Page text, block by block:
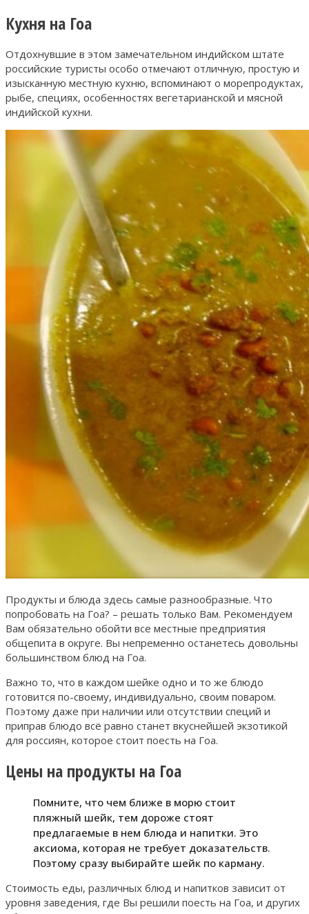
Кухня на Гоа
Отдохнувшие в этом замечательном индийском штате
российские туристы особо отмечают отличную, простую и
изысканную местную кухню, вспоминают о морепродуктах,
рыбе, специях, особенностях вегетарианской и мясной
индийской кухни.
Продукты и блюда здесь самые разнообразные. Что
попробовать на Гоа? – решать только Вам. Рекомендуем
Вам обязательно обойти все местные предприятия
общепита в округе. Вы непременно останетесь довольны
большинством блюд на Гоа.
Важно то, что в каждом шейке одно и то же блюдо
готовится по-своему, индивидуально, своим поваром.
Поэтому даже при наличии или отсутствии специй и
приправ блюдо всё равно станет вкуснейшей экзотикой
для россиян, которое стоит поесть на Гоа.
Цены на продукты на Гоа
Помните, что чем ближе в морю стоит
пляжный шейк, тем дороже стоят
предлагаемые в нем блюда и напитки. Это
аксиома, которая не требует доказательств.
Поэтому сразу выбирайте шейк по карману.
Стоимость еды, различных блюд и напитков зависит от
уровня заведения, где Вы решили поесть на Гоа, и других